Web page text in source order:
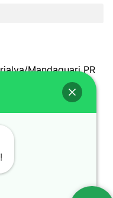
Mandaguari PR
5799